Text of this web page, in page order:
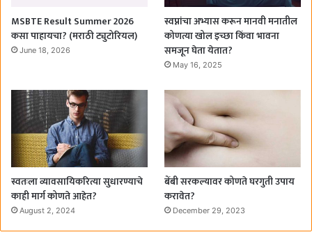
MSBTE Result Summer 2026
कसा पाहायचा? (मराठी ट्युटोरियल)
June 18, 2026
स्वप्नांचा अभ्यास करून मानवी मनातील
कोणत्या खोल इच्छा किंवा भावना
समजून घेता येतात?
May 16, 2025
स्वतःला व्यावसायिकरित्या सुधारण्याचे
काही मार्ग कोणते आहेत?
August 2, 2024
बेंबी सरकल्यावर कोणते घरगुती उपाय
करावेत?
December 29, 2023